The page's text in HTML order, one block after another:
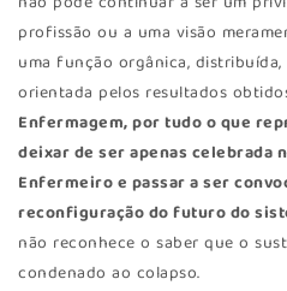
profissão ou a uma visão
uma função orgânica,
orientada pelos resultados
Enfermagem, por tudo o que
deixar de ser apenas celebrada
Enfermeiro e passar a ser
reconfiguração do futuro do
não reconhece o saber que o
condenado ao colapso.